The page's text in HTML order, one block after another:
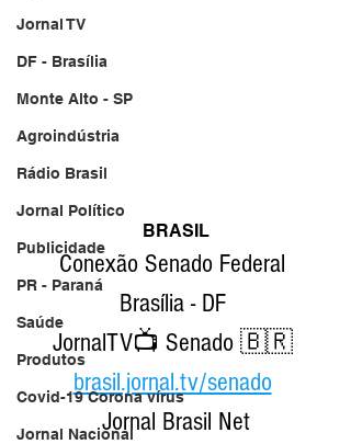
Jornal TV
DF - Brasília
Monte Alto - SP
Agroindústria
Rádio Brasil
Jornal Político
Publicidade
PR - Paraná
Saúde
Produtos
Covid-19 Corona vírus
Jornal Nacional
BRASIL
Conexão Senado Federal
Brasília - DF
JornalTV📺 Senado 🇧🇷
brasil.jornal.tv/senado
Jornal Brasil Net